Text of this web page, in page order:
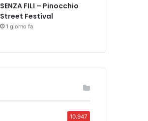
SENZA FILI – Pinocchio
Street Festival
1 giorno fa
10.947